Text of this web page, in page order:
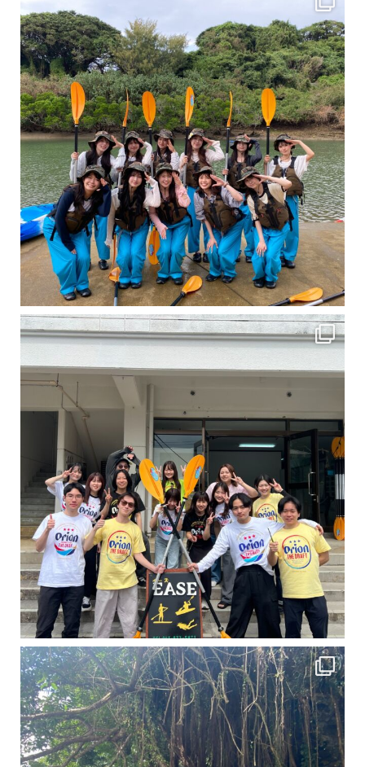
卒業旅行シーズンという事で学生のお客様が増えております！ お友達、家族、好き